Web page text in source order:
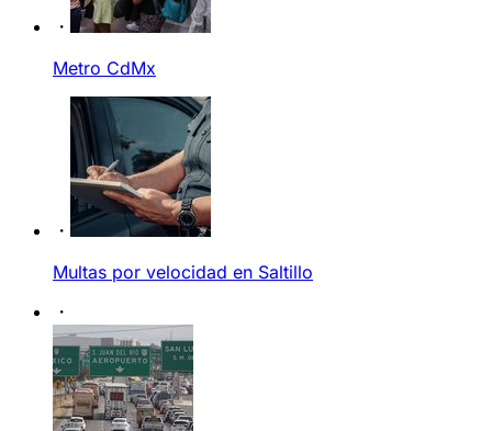
Metro CdMx
Multas por velocidad en Saltillo